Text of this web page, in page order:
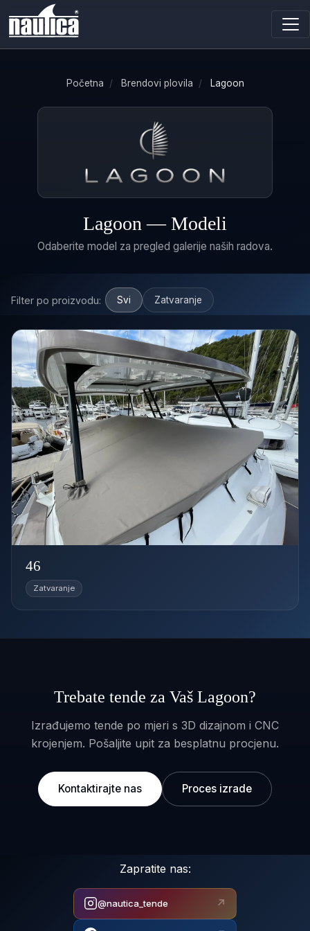
Početna / Brendovi plovila / Lagoon
Lagoon — Modeli
Odaberite model za pregled galerije naših radova.
Filter po proizvodu: Svi Zatvaranje
46
Zatvaranje
Trebate tende za Vaš Lagoon?
Izrađujemo tende po mjeri s 3D dizajnom i CNC
krojenjem. Pošaljite upit za besplatnu procjenu.
Kontaktirajte nas Proces izrade
Zapratite nas:
@nautica_tende ↗